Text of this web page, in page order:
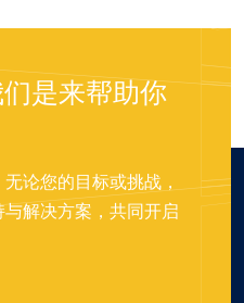
是来帮助你
论您的目标或挑战，
解决方案，共同开启